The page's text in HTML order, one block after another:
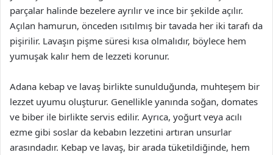
parçalar halinde bezelere ayrılır ve ince bir şekilde açılır.
Açılan hamurun, önceden ısıtılmış bir tavada her iki tarafı da
pişirilir. Lavaşın pişme süresi kısa olmalıdır, böylece hem
yumuşak kalır hem de lezzeti korunur.
Adana kebap ve lavaş birlikte sunulduğunda, muhteşem bir
lezzet uyumu oluşturur. Genellikle yanında soğan, domates
ve biber ile birlikte servis edilir. Ayrıca, yoğurt veya acılı
ezme gibi soslar da kebabın lezzetini artıran unsurlar
arasındadır. Kebap ve lavaş, bir arada tüketildiğinde, hem